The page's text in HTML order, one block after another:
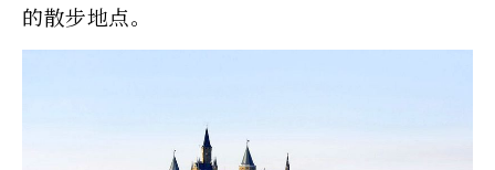
的散步地点。